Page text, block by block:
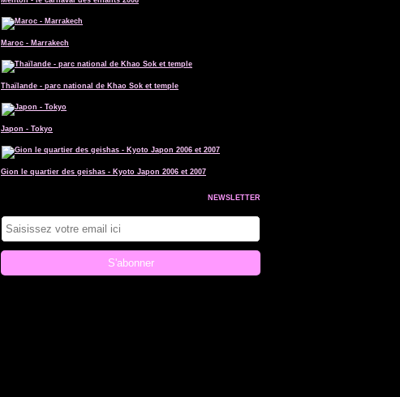
Maroc - Marrakech
Thaïlande - parc national de Khao Sok et temple
Japon - Tokyo
Gion le quartier des geishas - Kyoto Japon 2006 et 2007
NEWSLETTER